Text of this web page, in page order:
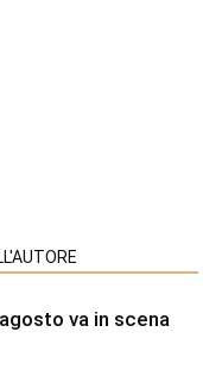
va in scena